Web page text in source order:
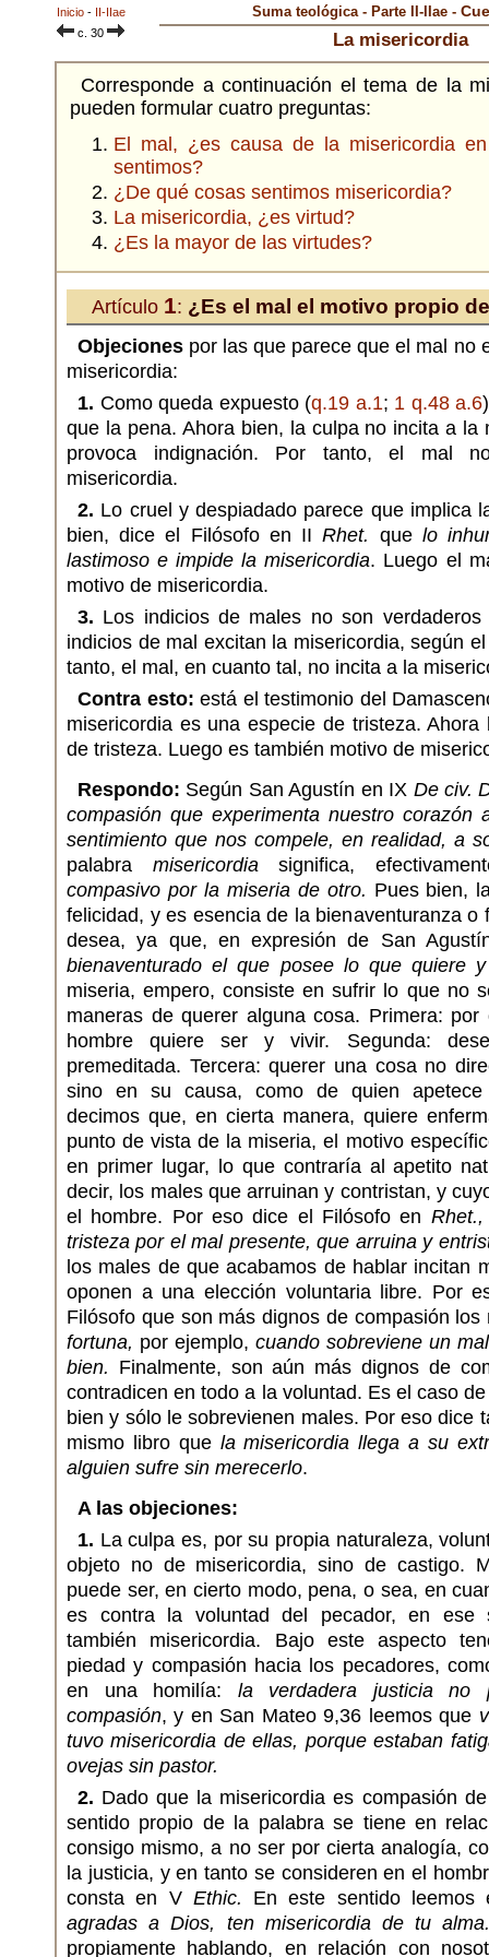
Inicio - II-IIae
c. 30
Suma teológica - Parte II-IIae -
La misericordia
Corresponde a continuación el tema de la
pueden formular cuatro preguntas:
El mal, ¿es causa de la misericordia
sentimos?
¿De qué cosas sentimos misericordia?
La misericordia, ¿es virtud?
¿Es la mayor de las virtudes?
Artículo 1: ¿Es el mal el motivo propio
Objeciones por las que parece que el mal no
misericordia:
1. Como queda expuesto (q.19 a.1; 1 q.48 a.6
que la pena. Ahora bien, la culpa no incita a la
provoca indignación. Por tanto, el mal
misericordia.
2. Lo cruel y despiadado parece que implica
bien, dice el Filósofo en IIRhet. que lo
lastimoso e impide la misericordia. Luego el
motivo de misericordia.
3. Los indicios de males no son
indicios de mal excitan la misericordia, según
tanto, el mal, en cuanto tal, no incita a la
Contra esto: está el testimonio del
misericordia es una especie de tristeza.
de tristeza. Luego es también motivo de
Respondo: Según San Agustín en IX De civ.
compasión que experimenta nuestro corazón
sentimiento que nos compele, en realidad, a
palabra misericordiasignifica,
compasivo por la miseria de otro. Pues bien,
felicidad, y es esencia de la bienaventuranza o
desea, ya que, en expresión de San
bienaventurado el que posee lo que quiere
miseria, empero, consiste en sufrir lo que no
maneras de querer alguna cosa. Primera:
hombre quiere ser y vivir. Segunda:
premeditada. Tercera: querer una cosa no
sino en su causa, como de quien apetece
decimos que, en cierta manera, quiere
punto de vista de la miseria, el motivo
en primer lugar, lo que contraría al apetito
decir, los males que arruinan y contristan, y
el hombre. Por eso dice el Filósofo en
tristeza por el mal presente, que arruina y
los males de que acabamos de hablar incitan
oponen a una elección voluntaria libre. Por
Filósofo que son más dignos de compasión
fortuna, por ejemplo, cuando sobreviene un
bien. Finalmente, son aún más dignos de
contradicen en todo a la voluntad. Es el caso
bien y sólo le sobrevienen males. Por eso dice
mismo libro que la misericordia llega a su
alguien sufre sin merecerlo.
A las objeciones:
1. La culpa es, por su propia naturaleza,
objeto no de misericordia, sino de castigo.
puede ser, en cierto modo, pena, o sea, en
es contra la voluntad del pecador, en ese
también misericordia. Bajo este aspecto
piedad y compasión hacia los pecadores,
en una homilía: la verdadera justicia no
compasión, y en San Mateo 9,36 leemos que
tuvo misericordia de ellas, porque estaban
ovejas sin pastor.
2. Dado que la misericordia es compasión
sentido propio de la palabra se tiene en
consigo mismo, a no ser por cierta analogía,
la justicia, y en tanto se consideren en el
consta en V Ethic. En este sentido
agradas a Dios, ten misericordia de tu
propiamente hablando, en relación con